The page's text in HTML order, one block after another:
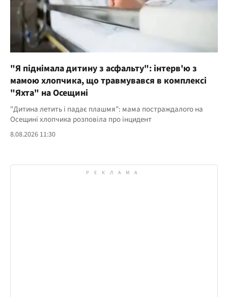
"Я піднімала дитину з асфальту": інтерв'ю з
мамою хлопчика, що травмувався в комплексі
"Яхта" на Осещині
"Дитина летить і падає плашмя": мама постраждалого на
Осещині хлопчика розповіла про інцидент
8.08.2026 11:30